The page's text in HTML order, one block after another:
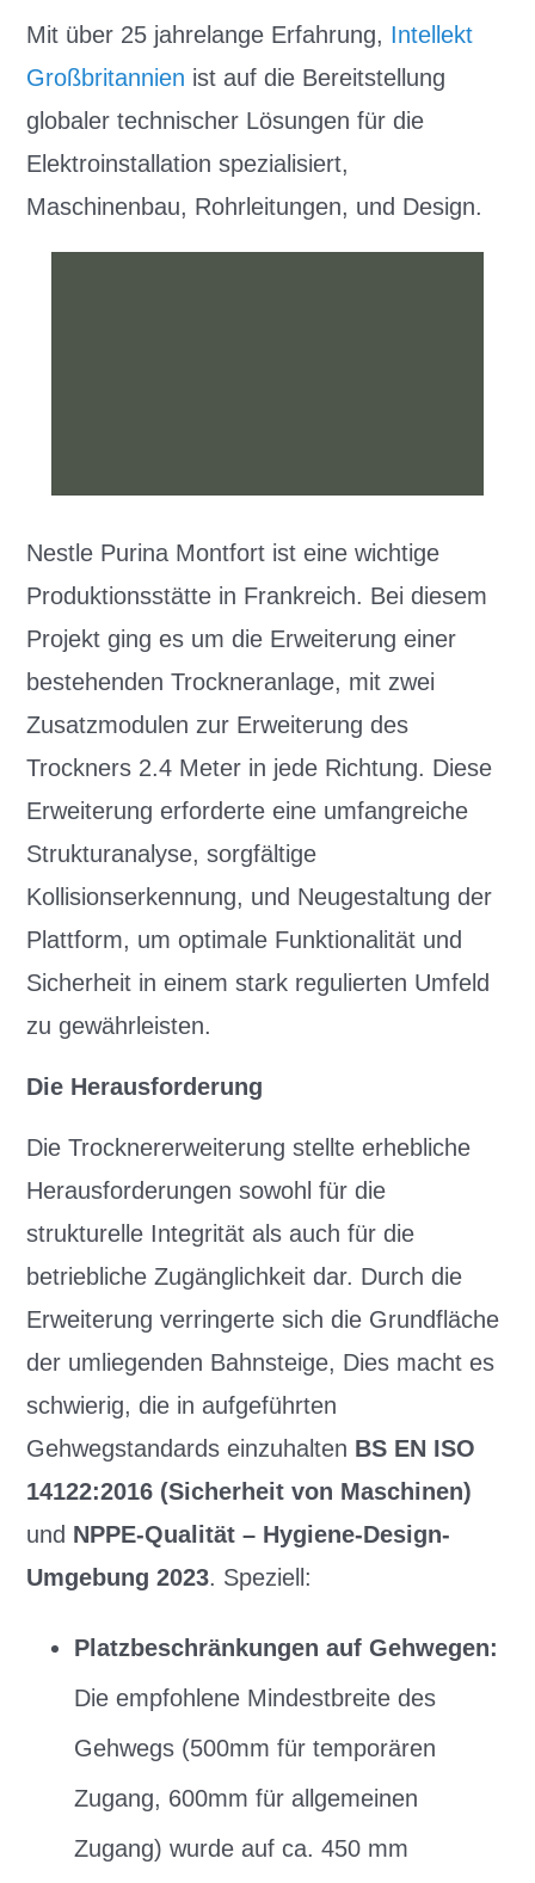
Mit über 25 jahrelange Erfahrung, Intellekt
Großbritannien ist auf die Bereitstellung
globaler technischer Lösungen für die
Elektroinstallation spezialisiert,
Maschinenbau, Rohrleitungen, und Design.
Nestle Purina Montfort ist eine wichtige
Produktionsstätte in Frankreich. Bei diesem
Projekt ging es um die Erweiterung einer
bestehenden Trockneranlage, mit zwei
Zusatzmodulen zur Erweiterung des
Trockners 2.4 Meter in jede Richtung. Diese
Erweiterung erforderte eine umfangreiche
Strukturanalyse, sorgfältige
Kollisionserkennung, und Neugestaltung der
Plattform, um optimale Funktionalität und
Sicherheit in einem stark regulierten Umfeld
zu gewährleisten.
Die Herausforderung
Die Trocknererweiterung stellte erhebliche
Herausforderungen sowohl für die
strukturelle Integrität als auch für die
betriebliche Zugänglichkeit dar. Durch die
Erweiterung verringerte sich die Grundfläche
der umliegenden Bahnsteige, Dies macht es
schwierig, die in aufgeführten
Gehwegstandards einzuhalten BS EN ISO
14122:2016 (Sicherheit von Maschinen)
und NPPE-Qualität – Hygiene-Design-
Umgebung 2023. Speziell:
Platzbeschränkungen auf Gehwegen:
Die empfohlene Mindestbreite des
Gehwegs (500mm für temporären
Zugang, 600mm für allgemeinen
Zugang) wurde auf ca. 450 mm